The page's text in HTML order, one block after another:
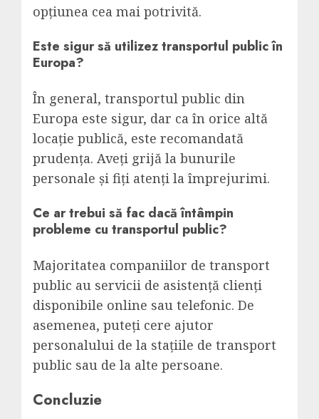
opțiunea cea mai potrivită.
Este sigur să utilizez transportul public în
Europa?
În general, transportul public din
Europa este sigur, dar ca în orice altă
locație publică, este recomandată
prudența. Aveți grijă la bunurile
personale și fiți atenți la împrejurimi.
Ce ar trebui să fac dacă întâmpin
probleme cu transportul public?
Majoritatea companiilor de transport
public au servicii de asistență clienți
disponibile online sau telefonic. De
asemenea, puteți cere ajutor
personalului de la stațiile de transport
public sau de la alte persoane.
Concluzie